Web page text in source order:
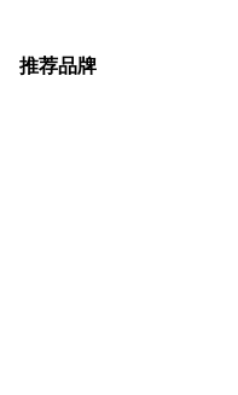
推荐品牌